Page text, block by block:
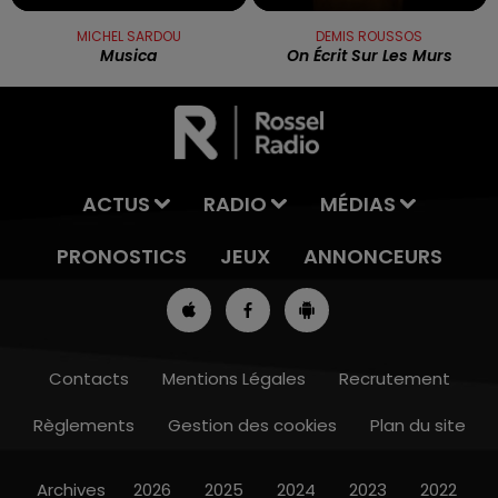
7h00 - 10h00
MICHEL SARDOU
Musica
DEMIS ROUSSOS
On Écrit Sur Les Murs
ACTUS RADIO
MÉDIAS
PRONOSTICS
JEUX ANNONCEURS
Contacts Mentions Légales
Recrutement
Règlements
Gestion des cookies Plan du site
Archives 2026 2025 2024 2023 2022